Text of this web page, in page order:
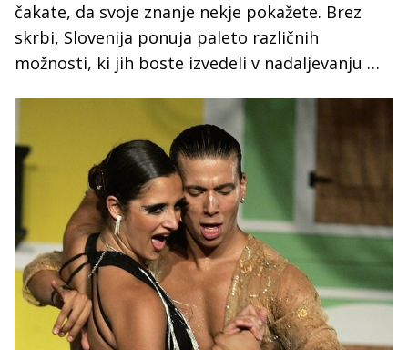
čakate, da svoje znanje nekje pokažete. Brez
skrbi, Slovenija ponuja paleto različnih
možnosti, ki jih boste izvedeli v nadaljevanju …